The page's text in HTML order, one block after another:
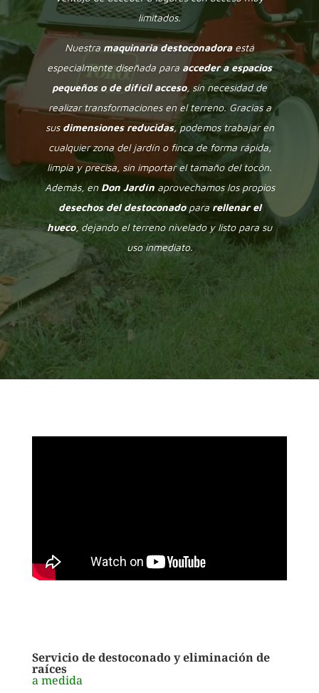
limitados.
Nuestra maquinaria destoconadoraestá
especialmente diseñada para acceder a espacios
pequeños o de difícil acceso, sin necesidad de
realizar transformaciones en el terreno. Gracias a
sus dimensiones reducidas, podemos trabajar en
cualquier zona del jardín o finca de forma rápida,
limpia y precisa, sin importar el tamaño del tocón.
Además, en Don Jardínaprovechamos los propios
desechos del destoconadopara rellenar el
hueco, dejando el terreno nivelado y listo para su
uso inmediato.
Servicio de destoconado y eliminación de
raíces
a medida